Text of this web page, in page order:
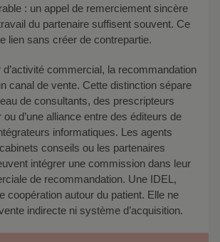
: un appel de remerciement sincère
du partenaire suffisent souvent. Ce
lien sans créer de contrepartie.
canal de vente. Cette distinction sépare
de consultants, des prescripteurs
ou d’une alliance entre des éditeurs de
informatiques. Les agents
conseils ou les partenaires
intégrer une commission dans leur
de recommandation. Une IDEL,
coopération autour du patient. Elle ne
indirecte ni système d’acquisition.